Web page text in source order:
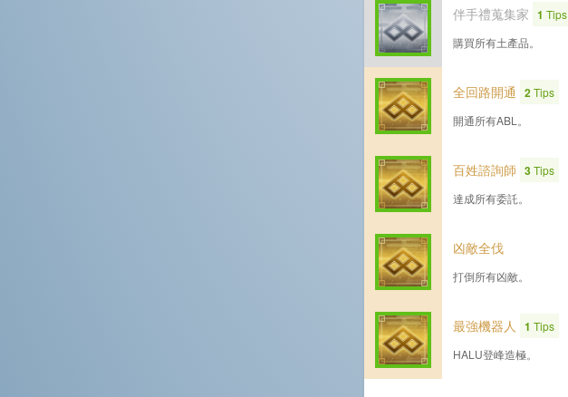
伴手禮蒐集家 1 Tips
購買所有土產品。
全回路開通 2Tips
開通所有ABL。
百姓諮詢師 3Tips
達成所有委託。
凶敵全伐
打倒所有凶敵。
最強機器人 1 Tips
HALU登峰造極。